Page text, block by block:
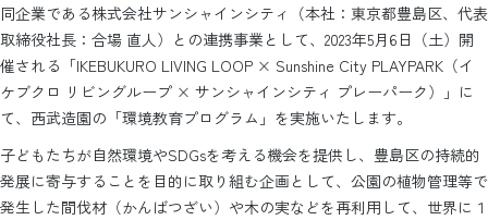
同企業である株式会社サンシャインシティ（本社：東京都豊島区、代表
取締役社長：合場 直人）との連携事業として、2023年5月6日（土）開
催される「IKEBUKURO LIVING LOOP × Sunshine City PLAYPARK（イ
ケブクロ リビングループ × サンシャインシティ プレーパーク）」に
て、西武造園の「環境教育プログラム」を実施いたします。
子どもたちが自然環境やSDGsを考える機会を提供し、豊島区の持続的
発展に寄与することを目的に取り組む企画として、公園の植物管理等で
発生した間伐材（かんばつざい）や木の実などを再利用して、世界に１